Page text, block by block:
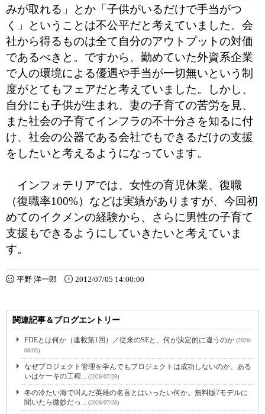
みが取れる」とか「子供がいるだけで手当がつ
く」ということは不公平だと考えていました。会
社から得るものは全て自分のアウトプットの対価
であるべきと。ですから、勤めていた外資系企業
で人の環境による優遇や手当が一切無いという制
度がとてもフェアだと考えていました。しかし、
自分にも子供が生まれ、妻の子育ての苦労を見、
また社会の子育てインフラの不十分さを知るに付
け、社会の公器である会社でもできるだけの支援
をしたいと考えるようになっています。
インフォテリアでは、女性の育児休業、復職
（復職率100%）などは実績がありますが、今回初
めてのイクメンの経験から、さらに男性の子育て
支援もできるようにしていきたいと考えていま
す。
平野 洋一郎 2012/07/05 14:00:00
関連記事＆ブログエントリー
FDEとは何か（連載第1回）／従来のSEと、何が決定的に違うのか (2026/
08/03)
なぜプロジェクト管理を学んでもプロジェクトは成功しないのか、ある
いはケーキの工程... (2026/07/28)
冬の冷たい海で叫んだ英雄の名言とはいったい何か。無料版7モデルに
聞いたら微妙だっ... (2026/07/28)